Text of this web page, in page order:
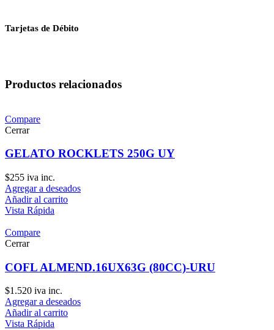
Tarjetas de Débito
Productos relacionados
Compare
Cerrar
GELATO ROCKLETS 250G UY
$255 iva inc.
Agregar a deseados
Añadir al carrito
Vista Rápida
Compare
Cerrar
COFL ALMEND.16UX63G (80CC)-URU
$1.520 iva inc.
Agregar a deseados
Añadir al carrito
Vista Rápida